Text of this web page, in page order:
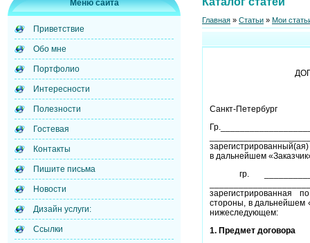
Меню сайта
Приветствие
Обо мне
Портфолио
Интересности
Полезности
Гостевая
Контакты
Пишите письма
Новости
Дизайн услуги:
Ссылки
Главная » Статьи » Мои
Санкт-Петербург
в дальнейшем
гр.
зарегистрированная
стороны, в дальнейшем
нижеследующем:
1. Предмет договора